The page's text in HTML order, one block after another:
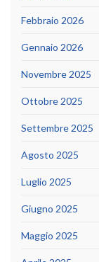
Febbraio 2026
Gennaio 2026
Novembre 2025
Ottobre 2025
Settembre 2025
Agosto 2025
Luglio 2025
Giugno 2025
Maggio 2025